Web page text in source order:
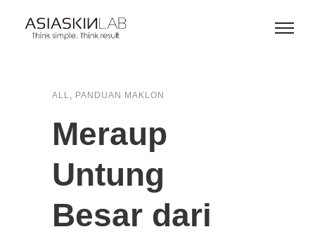
ALL, PANDUAN MAKLON
Meraup
Untung
Besar dari